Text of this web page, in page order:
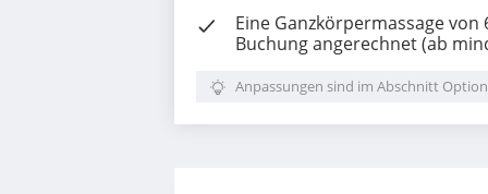
Eine Ganzkörpermassagevon
Buchung angerechnet (ab
Anpassungen sind im Abschnitt